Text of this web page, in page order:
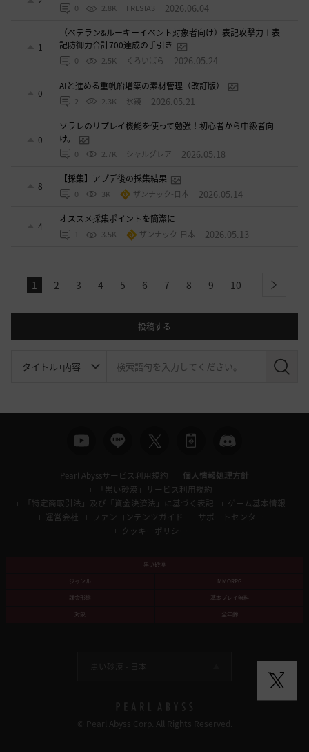
0 2.8K FRESIA3 2026.06.04
1
（ベテラン&ルーキーイベント対象者向け）表記攻撃力＋表
記防御力合計700達成の手引き
0 2.5K くろいばら 2026.05.24
0
AIと進める重帆船増築の素材管理（改訂版）
2 2.3K 氷鏡 2026.05.21
0
ソラレのリプレイ機能を使って勉強！初心者から中級者向
け。
0 2.7K シャルグレア 2026.05.18
8
【採集】アプデ後の採集結果
0 3K ザンナック-日本 2026.05.14
4
オススメ採集ポイントを簡潔に
1 3.5K ザンナック-日本 2026.05.13
1 2 3 4 5 6 7 8 9 10 next
投稿する
検
Pearl Abyssサービス利用規約
個人情報処理方針
「黒い砂漠」サービス利用規約
「特定商取引法」及び「資金決済法」に基づく表記
ゲーム基本情報
運営会社
ファンコンテンツガイド
サポートセンター
クッキーポリシー
黒い砂漠
ジャンル
MMORPG
課金形態
基本プレイ無料
対象
全年齢
黒い砂漠 - 日本
© Pearl Abyss Corp. All Rights Reserved.